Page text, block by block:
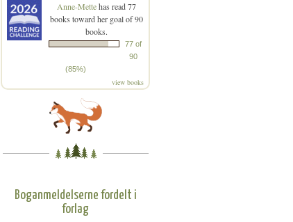
Anne-Mettehas read 77
books toward her goal of 90
books.
77 of
90
(85%)
view books
Boganmeldelserne fordelt i
forlag